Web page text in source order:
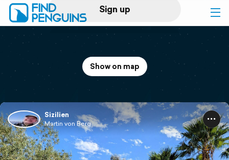
Sign up
Home
Flyover video
Explore
Show on map
Sizilien
Martin von Berg